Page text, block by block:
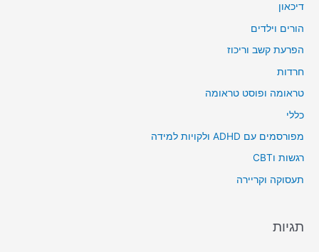
דיכאון
הורים וילדים
הפרעת קשב וריכוז
חרדות
טראומה ופוסט טראומה
כללי
מפורסמים עם ADHD ולקויות למידה
רגשות וCBT
תעסוקה וקריירה
תגיות